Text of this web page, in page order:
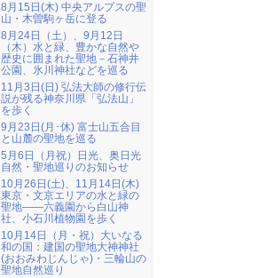
8月15日(木) 中央アルプスの聖
山・木曽駒ヶ岳に登る
8月24日（土）、9月12日
（木）水と緑、豊かな自然や
歴史に囲まれた聖地－石神井
公園、氷川神社などを巡る
11月3日(日) 弘法大師の修行伝
説が残る神奈川県「弘法山」
を歩く
9月23日(月･休) 富士山五合目
と山麓の聖地を巡る
5月6日（月祝）日光、奥日光
自然・聖地巡りのお知らせ
10月26日(土)、11月14日(木)
東京・文京エリアの水と緑の
聖地――六義園から白山神
社、小石川植物園を歩く
10月14日（月・祝）大いなる
和の国：建国の聖地大神神社
(おおみわじんじゃ)・三輪山の
聖地自然巡り